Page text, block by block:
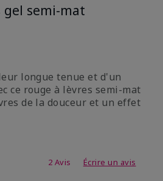
gel semi-mat
longue tenue et d'un
ce rouge à lèvres semi-mat
de la douceur et un effet
3,6 sur 52 Avis Écrire un avis